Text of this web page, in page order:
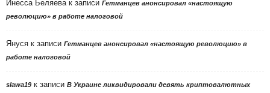
Инесса Беляева к записи Гетманцев анонсировал «настоящую
революцию» в работе налоговой
Януся к записи Гетманцев анонсировал «настоящую революцию» в
работе налоговой
slawa19 к записи В Украине ликвидировали девять криптовалютных